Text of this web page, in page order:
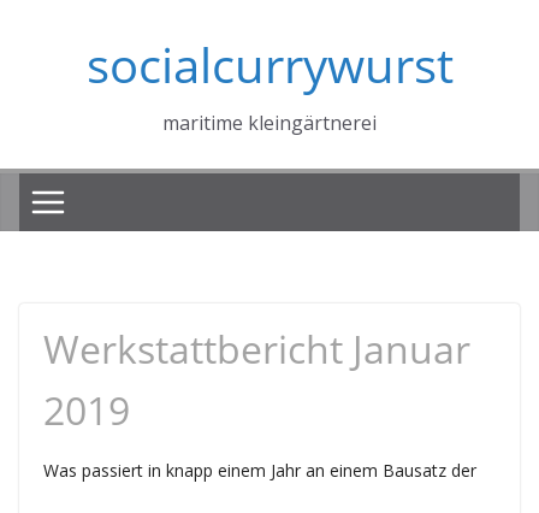
socialcurrywurst
maritime kleingärtnerei
Werkstattbericht Januar
2019
Was passiert in knapp einem Jahr an einem Bausatz der